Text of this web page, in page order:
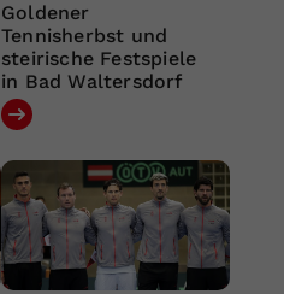
Goldener
Tennisherbst und
steirische Festspiele
in Bad Waltersdorf